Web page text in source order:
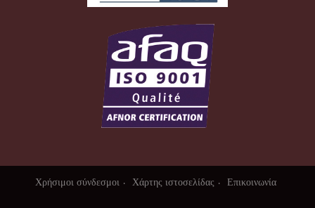
Χρήσιμοι σύνδεσμοι Χάρτης ιστοσελίδας Επικοινωνία